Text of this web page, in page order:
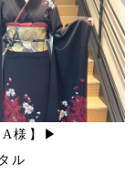
A様】▶
ル